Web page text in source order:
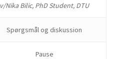
v/Nika Bilic, PhD Student, DTU
Spørgsmål og diskussion
Pause